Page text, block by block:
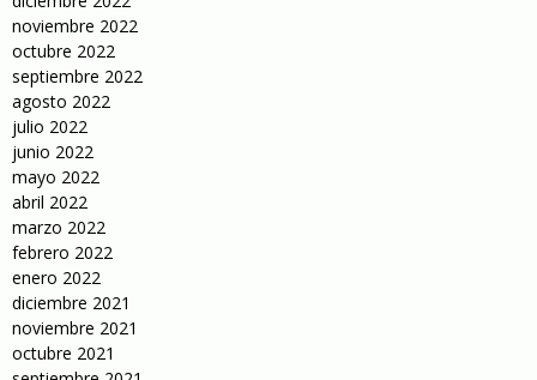
noviembre 2022
octubre 2022
septiembre 2022
agosto 2022
julio 2022
junio 2022
mayo 2022
abril 2022
marzo 2022
febrero 2022
enero 2022
diciembre 2021
noviembre 2021
octubre 2021